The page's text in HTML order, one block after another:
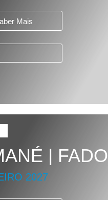
Mais
| FADO
2027